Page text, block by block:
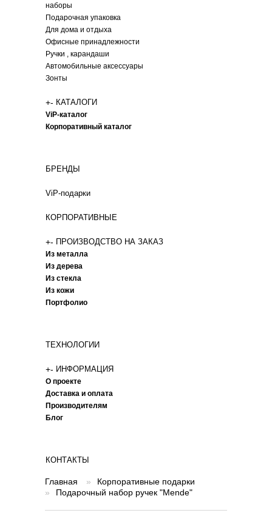
наборы
Подарочная упаковка
Для дома и отдыха
Офисные принадлежности
Ручки , карандаши
Автомобильные аксессуары
Зонты
+- КАТАЛОГИ
ViP-каталог
Корпоративный каталог
БРЕНДЫ
ViP-подарки
КОРПОРАТИВНЫЕ
+- ПРОИЗВОДСТВО НА ЗАКАЗ
Из металла
Из дерева
Из стекла
Из кожи
Портфолио
ТЕХНОЛОГИИ
+- ИНФОРМАЦИЯ
О проекте
Доставка и оплата
Производителям
Блог
КОНТАКТЫ
Главная »
Корпоративные подарки
»
Подарочный набор ручек "Mende"